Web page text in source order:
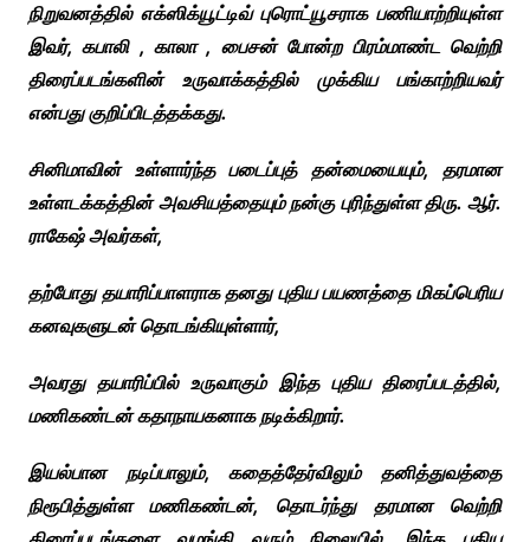
நிறுவனத்தில் எக்ஸிக்யூட்டிவ் புரொட்யூசராக பணியாற்றியுள்ள
இவர், கபாலி , காலா , பைசன் போன்ற பிரம்மாண்ட வெற்றி
திரைப்படங்களின் உருவாக்கத்தில் முக்கிய பங்காற்றியவர்
என்பது குறிப்பிடத்தக்கது.
சினிமாவின் உள்ளார்ந்த படைப்புத் தன்மையையும், தரமான
உள்ளடக்கத்தின் அவசியத்தையும் நன்கு புரிந்துள்ள திரு. ஆர்.
ராகேஷ் அவர்கள்,
தற்போது தயாரிப்பாளராக தனது புதிய பயணத்தை மிகப்பெரிய
கனவுகளுடன் தொடங்கியுள்ளார்,
அவரது தயாரிப்பில் உருவாகும் இந்த புதிய திரைப்படத்தில்,
மணிகண்டன் கதாநாயகனாக நடிக்கிறார்.
இயல்பான நடிப்பாலும், கதைத்தேர்விலும் தனித்துவத்தை
நிரூபித்துள்ள மணிகண்டன், தொடர்ந்து தரமான வெற்றி